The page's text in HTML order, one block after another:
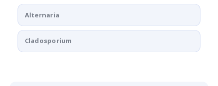
Alternaria
Cladosporium